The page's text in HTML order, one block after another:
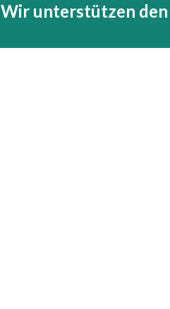
Wir unterstützen